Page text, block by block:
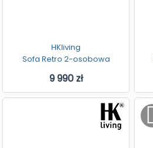
HKliving
Sofa Retro 2-osobowa
9 990 zł